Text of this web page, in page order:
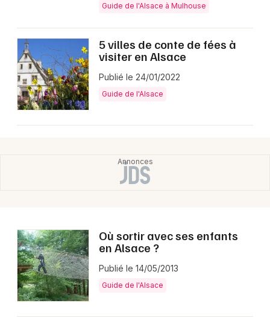
Guide de l'Alsace à Mulhouse
5 villes de conte de fées à
visiter en Alsace
Publié le 24/01/2022
Guide de l'Alsace
Où sortir avec ses enfants
en Alsace ?
Publié le 14/05/2013
Guide de l'Alsace